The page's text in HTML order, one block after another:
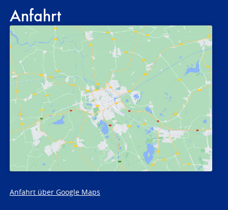
Anfahrt
Anfahrt über Google Maps